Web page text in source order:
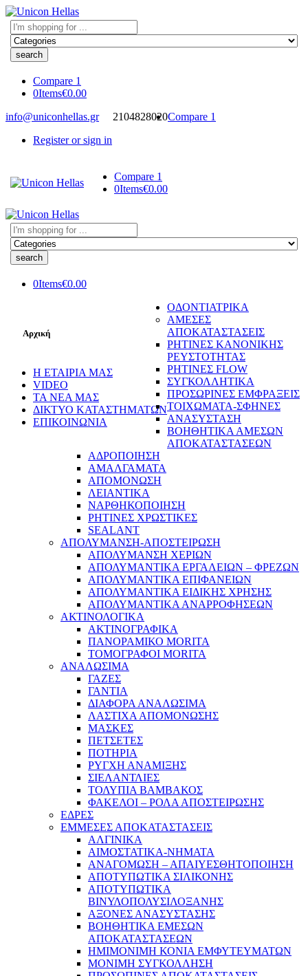
Search
here
Compare 1
0Items€0.00
info@uniconhellas.gr
2104828020Compare 1
Register or sign in
Compare 1
0Items€0.00
Search
here
0Items€0.00
Αρχική
Η ΕΤΑΙΡΙΑ ΜΑΣ
VIDEO
ΤΑ ΝΕΑ ΜΑΣ
ΔΙΚΤΥΟ ΚΑΤΑΣΤΗΜΑΤΩΝ
ΕΠΙΚΟΙΝΩΝΙΑ
ΟΔΟΝΤΙΑΤΡΙΚΑ
ΑΜΕΣΕΣ
ΑΠΟΚΑΤΑΣΤΑΣΕΙΣ
ΡΗΤΙΝΕΣ ΚΑΝΟΝΙΚΗΣ
ΡΕΥΣΤΟΤΗΤΑΣ
ΡΗΤΙΝΕΣ FLOW
ΣΥΓΚΟΛΛΗΤΙΚΑ
ΠΡΟΣΩΡΙΝΕΣ ΕΜΦΡΑΞΕΙΣ
ΤΟΙΧΩΜΑΤΑ-ΣΦΗΝΕΣ
ΑΝΑΣΥΣΤΑΣΗ
ΒΟΗΘΗΤΙΚΑ ΑΜΕΣΩΝ
ΑΠΟΚΑΤΑΣΤΑΣΕΩΝ
ΑΔΡΟΠΟΙΗΣΗ
ΑΜΑΛΓΑΜΑΤΑ
ΑΠΟΜΟΝΩΣΗ
ΛΕΙΑΝΤΙΚΑ
ΝΑΡΘΗΚΟΠΟΙΗΣΗ
ΡΗΤΙΝΕΣ ΧΡΩΣΤΙΚΕΣ
SEALANT
ΑΠΟΛΥΜΑΝΣΗ-ΑΠΟΣΤΕΙΡΩΣΗ
ΑΠΟΛΥΜΑΝΣΗ ΧΕΡΙΩΝ
ΑΠΟΛΥΜΑΝΤΙΚΑ ΕΡΓΑΛΕΙΩΝ – ΦΡΕΖΩΝ
ΑΠΟΛΥΜΑΝΤΙΚΑ ΕΠΙΦΑΝΕΙΩΝ
ΑΠΟΛΥΜΑΝΤΙΚΑ ΕΙΔΙΚΗΣ ΧΡΗΣΗΣ
ΑΠΟΛΥΜΑΝΤΙΚΑ ΑΝΑΡΡΟΦΗΣΕΩΝ
ΑΚΤΙΝΟΛΟΓΙΚΑ
ΑΚΤΙΝΟΓΡΑΦΙΚΑ
ΠΑΝΟΡΑΜΙΚΟ MORITA
ΤΟΜΟΓΡΑΦΟΙ MORITA
ΑΝΑΛΩΣΙΜΑ
ΓΑΖΕΣ
ΓΑΝΤΙΑ
ΔΙΑΦΟΡΑ ΑΝΑΛΩΣΙΜΑ
ΛΑΣΤΙΧΑ ΑΠΟΜΟΝΩΣΗΣ
ΜΑΣΚΕΣ
ΠΕΤΣΕΤΕΣ
ΠΟΤΗΡΙΑ
ΡΥΓΧΗ ΑΝΑΜΙΞΗΣ
ΣΙΕΛΑΝΤΛΙΕΣ
ΤΟΛΥΠΙΑ ΒΑΜΒΑΚΟΣ
ΦΑΚΕΛΟΙ – ΡΟΛΑ ΑΠΟΣΤΕΙΡΩΣΗΣ
ΕΔΡΕΣ
ΕΜΜΕΣΕΣ ΑΠΟΚΑΤΑΣΤΑΣΕΙΣ
ΑΛΓΙΝΙΚΑ
ΑΙΜΟΣΤΑΤΙΚΑ-ΝΗΜΑΤΑ
ΑΝΑΓΟΜΩΣΗ – ΑΠΑΙΥΕΣΘΗΤΟΠΟΙΗΣΗ
ΑΠΟΤΥΠΩΤΙΚΑ ΣΙΛΙΚΟΝΗΣ
ΑΠΟΤΥΠΩΤΙΚΑ
ΒΙΝΥΛΟΠΟΛΥΣΙΛΟΞΑΝΗΣ
ΑΞΟΝΕΣ ΑΝΑΣΥΣΤΑΣΗΣ
ΒΟΗΘΗΤΙΚΑ ΕΜΕΣΩΝ
ΑΠΟΚΑΤΑΣΤΑΣΕΩΝ
ΗΜΙΜΟΝΙΜΗ ΚΟΝΙΑ ΕΜΦΥΤΕΥΜΑΤΩΝ
ΜΟΝΙΜΗ ΣΥΓΚΟΛΛΗΣΗ